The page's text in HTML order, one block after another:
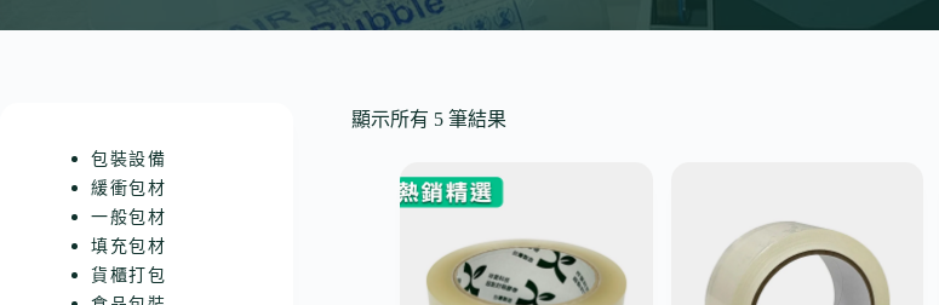
顯示所有 5 筆結果
包裝設備
緩衝包材
一般包材
填充包材
貨櫃打包